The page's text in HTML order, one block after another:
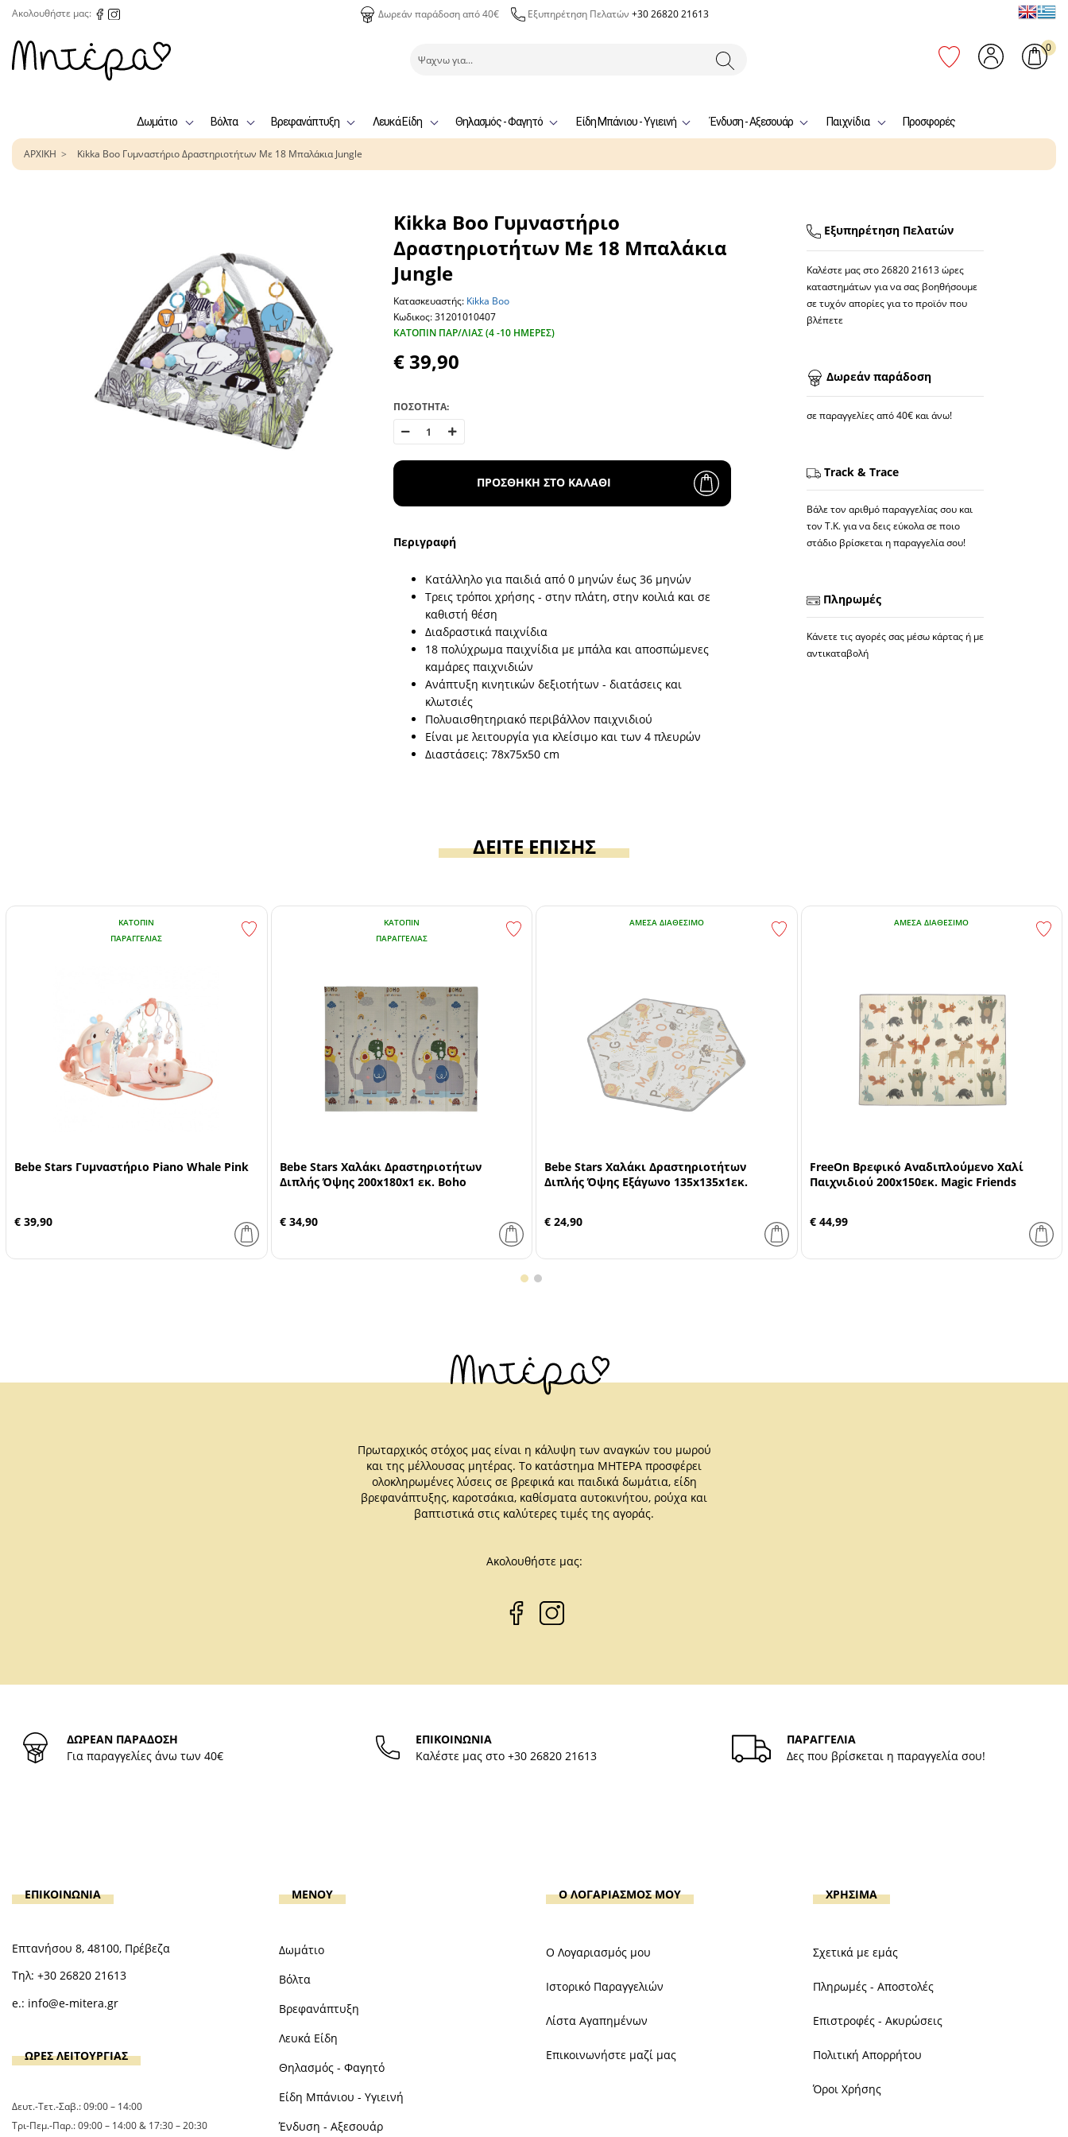
Ακολουθήστε μας: Δωρεάν παράδοση από 40€ Εξυπηρέτηση Πελατών +30 26820 21613
0
Δωμάτιο Βόλτα Βρεφανάπτυξη Λευκά Είδη Θηλασμός - Φαγητό Είδη Μπάνιου - Υγιεινή Ένδυση - Αξεσουάρ Παιχνίδια Προσφορές
ΑΡΧΙΚΗ Kikka Boo Γυμναστήριο Δραστηριοτήτων Με 18 Μπαλάκια Jungle
Kikka Boo Γυμναστήριο
Δραστηριοτήτων Με 18 Μπαλάκια
Jungle
Κατασκευαστής: Kikka Boo
Κωδικος: 31201010407
ΚΑΤΌΠΙΝ ΠΑΡ/ΛΊΑΣ (4 -10 ΗΜΈΡΕΣ)
€ 39,90
ΠΟΣΟΤΗΤΑ:
ΠΡΟΣΘΗΚΗ ΣΤΟ ΚΑΛΑΘΙ
Περιγραφή
Κατάλληλο για παιδιά από 0 μηνών έως 36 μηνών
Τρεις τρόποι χρήσης - στην πλάτη, στην κοιλιά και σε
καθιστή θέση
Διαδραστικά παιχνίδια
18 πολύχρωμα παιχνίδια με μπάλα και αποσπώμενες
καμάρες παιχνιδιών
Ανάπτυξη κινητικών δεξιοτήτων - διατάσεις και
κλωτσιές
Πολυαισθητηριακό περιβάλλον παιχνιδιού
Είναι με λειτουργία για κλείσιμο και των 4 πλευρών
Διαστάσεις: 78x75x50 cm
Εξυπηρέτηση Πελατών
Καλέστε μας στο26820 21613ώρες
καταστημάτων για να σας βοηθήσουμε
σε τυχόν απορίες για το προϊόν που
βλέπετε
Δωρεάν παράδοση
σε παραγγελίες από 40€ και άνω!
Track & Trace
Βάλε τον αριθμό παραγγελίας σου και
τον Τ.Κ. για να δεις εύκολα σε ποιο
στάδιο βρίσκεται η παραγγελία σου!
Πληρωμές
Κάνετε τις αγορές σας μέσω κάρτας ή με
αντικαταβολή
ΔΕΙΤΕ ΕΠΙΣΗΣ
ΚΑΤΌΠΙΝ
ΠΑΡΑΓΓΕΛΊΑΣ
Bebe Stars Γυμναστήριο Piano Whale Pink
€ 39,90
ΚΑΤΌΠΙΝ
ΠΑΡΑΓΓΕΛΊΑΣ
Bebe Stars Χαλάκι Δραστηριοτήτων
Διπλής Όψης 200x180x1 εκ. Boho
€ 34,90
ΆΜΕΣΑ ΔΙΑΘΈΣΙΜΟ
Bebe Stars Χαλάκι Δραστηριοτήτων
Διπλής Όψης Εξάγωνο 135x135x1εκ.
€ 24,90
ΆΜΕΣΑ ΔΙΑΘΈΣΙΜΟ
FreeOn Βρεφικό Αναδιπλούμενο Χαλί
Παιχνιδιού 200x150εκ. Magic Friends
€ 44,99
Πρωταρχικός στόχος μας είναι η κάλυψη των αναγκών του μωρού
και της μέλλουσας μητέρας. Το κατάστημα ΜΗΤΕΡΑ προσφέρει
ολοκληρωμένες λύσεις σε βρεφικά και παιδικά δωμάτια, είδη
βρεφανάπτυξης, καροτσάκια, καθίσματα αυτοκινήτου, ρούχα και
βαπτιστικά στις καλύτερες τιμές της αγοράς.
Ακολουθήστε μας:
ΔΩΡΕΑΝ ΠΑΡΑΔΟΣΗ
Για παραγγελίες άνω των 40€
ΕΠΙΚΟΙΝΩΝΙΑ
Καλέστε μας στο +30 26820 21613
ΠΑΡΑΓΓΕΛΙΑ
Δες που βρίσκεται η παραγγελία σου!
ΕΠΙΚΟΙΝΩΝΙΑ
Επτανήσου 8, 48100, Πρέβεζα
Τηλ: +30 26820 21613
e.: info@e-mitera.gr
ΩΡΕΣ ΛΕΙΤΟΥΡΓΙΑΣ
Δευτ.-Τετ.-Σαβ.: 09:00 – 14:00
Τρι-Πεμ.-Παρ.: 09:00 – 14:00 & 17:30 – 20:30
MENOY
Δωμάτιο
Βόλτα
Βρεφανάπτυξη
Λευκά Είδη
Θηλασμός - Φαγητό
Είδη Μπάνιου - Υγιεινή
Ένδυση - Αξεσουάρ
Ο ΛΟΓΑΡΙΑΣΜΟΣ ΜΟΥ
Ο Λογαριασμός μου
Ιστορικό Παραγγελιών
Λίστα Αγαπημένων
Επικοινωνήστε μαζί μας
ΧΡΗΣΙΜΑ
Σχετικά με εμάς
Πληρωμές - Αποστολές
Επιστροφές - Ακυρώσεις
Πολιτική Απορρήτου
Όροι Χρήσης